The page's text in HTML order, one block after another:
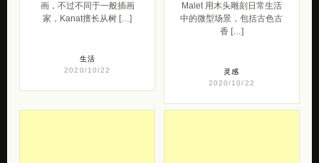
画，不过不同于一般插画
家，Kanat擅长从树 […]
生活
2020/10/22
Malet 用木头雕刻日常生活
中的微型场景，包括古色古
香 […]
灵感
2020/10/22